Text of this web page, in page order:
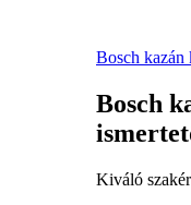
Bosch kazán
Bosch
Kiváló